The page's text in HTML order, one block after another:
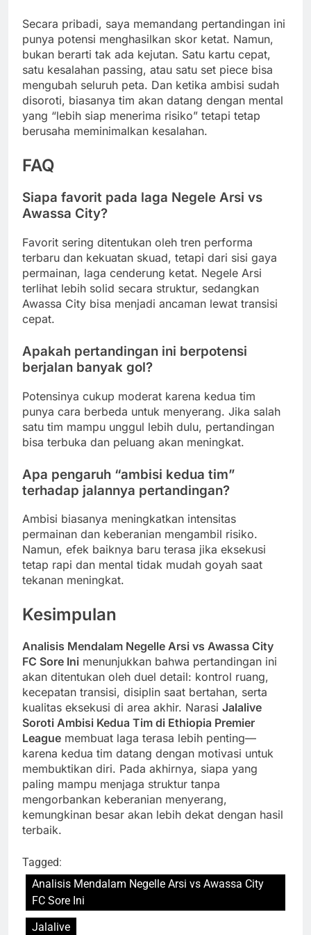
Secara pribadi, saya memandang pertandingan ini
punya potensi menghasilkan skor ketat. Namun,
bukan berarti tak ada kejutan. Satu kartu cepat,
satu kesalahan passing, atau satu set piece bisa
mengubah seluruh peta. Dan ketika ambisi sudah
disoroti, biasanya tim akan datang dengan mental
yang “lebih siap menerima risiko” tetapi tetap
berusaha meminimalkan kesalahan.
FAQ
Siapa favorit pada laga Negele Arsi vs
Awassa City?
Favorit sering ditentukan oleh tren performa
terbaru dan kekuatan skuad, tetapi dari sisi gaya
permainan, laga cenderung ketat. Negele Arsi
terlihat lebih solid secara struktur, sedangkan
Awassa City bisa menjadi ancaman lewat transisi
cepat.
Apakah pertandingan ini berpotensi
berjalan banyak gol?
Potensinya cukup moderat karena kedua tim
punya cara berbeda untuk menyerang. Jika salah
satu tim mampu unggul lebih dulu, pertandingan
bisa terbuka dan peluang akan meningkat.
Apa pengaruh “ambisi kedua tim”
terhadap jalannya pertandingan?
Ambisi biasanya meningkatkan intensitas
permainan dan keberanian mengambil risiko.
Namun, efek baiknya baru terasa jika eksekusi
tetap rapi dan mental tidak mudah goyah saat
tekanan meningkat.
Kesimpulan
Analisis Mendalam Negelle Arsi vs Awassa City
FC Sore Ini menunjukkan bahwa pertandingan ini
akan ditentukan oleh duel detail: kontrol ruang,
kecepatan transisi, disiplin saat bertahan, serta
kualitas eksekusi di area akhir. Narasi Jalalive
Soroti Ambisi Kedua Tim di Ethiopia Premier
League membuat laga terasa lebih penting—
karena kedua tim datang dengan motivasi untuk
membuktikan diri. Pada akhirnya, siapa yang
paling mampu menjaga struktur tanpa
mengorbankan keberanian menyerang,
kemungkinan besar akan lebih dekat dengan hasil
terbaik.
Tagged:
Analisis Mendalam Negelle Arsi vs Awassa City
FC Sore Ini
Jalalive